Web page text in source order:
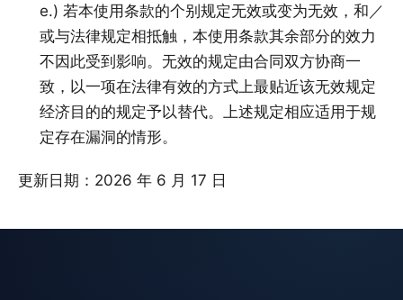
e.) 若本使用条款的个别规定无效或变为无效，和／
或与法律规定相抵触，本使用条款其余部分的效力
不因此受到影响。无效的规定由合同双方协商一
致，以一项在法律有效的方式上最贴近该无效规定
经济目的的规定予以替代。上述规定相应适用于规
定存在漏洞的情形。
更新日期：2026 年 6 月 17 日